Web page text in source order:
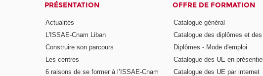
PRÉSENTATION
Actualités
L'ISSAE-Cnam Liban
Construire son parcours
Les centres
6 raisons de se former à l’ISSAE-Cnam
OFFRE DE FORMATION
Catalogue général
Catalogue des diplômes et
Diplômes - Mode d'emploi
Catalogue des UE en présentiel
Catalogue des UE par internet